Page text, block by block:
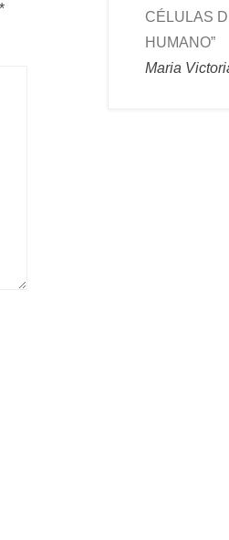
*
CÉLULAS
HUMANO”
Maria